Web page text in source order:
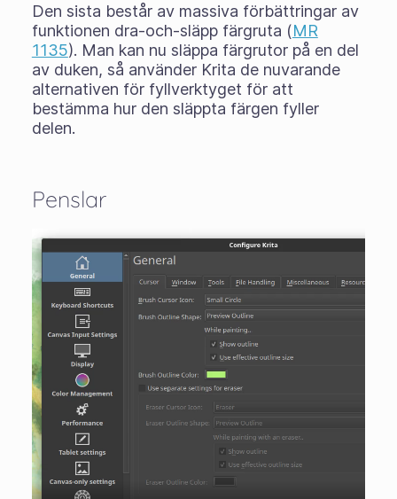
Den sista består av massiva förbättringar av
funktionen dra-och-släpp färgruta (MR
1135). Man kan nu släppa färgrutor på en del
av duken, så använder Krita de nuvarande
alternativen för fyllverktyget för att
bestämma hur den släppta färgen fyller
delen.
Penslar